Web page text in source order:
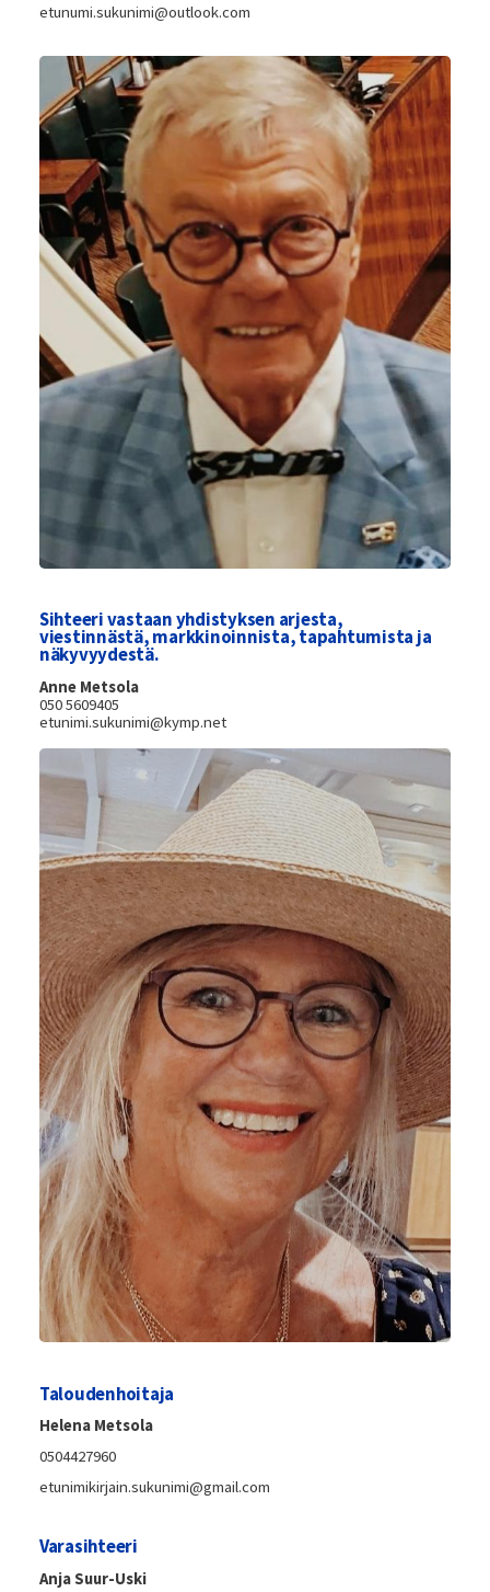
etunumi.sukunimi@outlook.com
Sihteeri vastaan yhdistyksen arjesta,
viestinnästä, markkinoinnista, tapahtumista ja
näkyvyydestä.
Anne Metsola
050 5609405
etunimi.sukunimi@kymp.net
Taloudenhoitaja
Helena Metsola
0504427960
etunimikirjain.sukunimi@gmail.com
Varasihteeri
Anja Suur-Uski